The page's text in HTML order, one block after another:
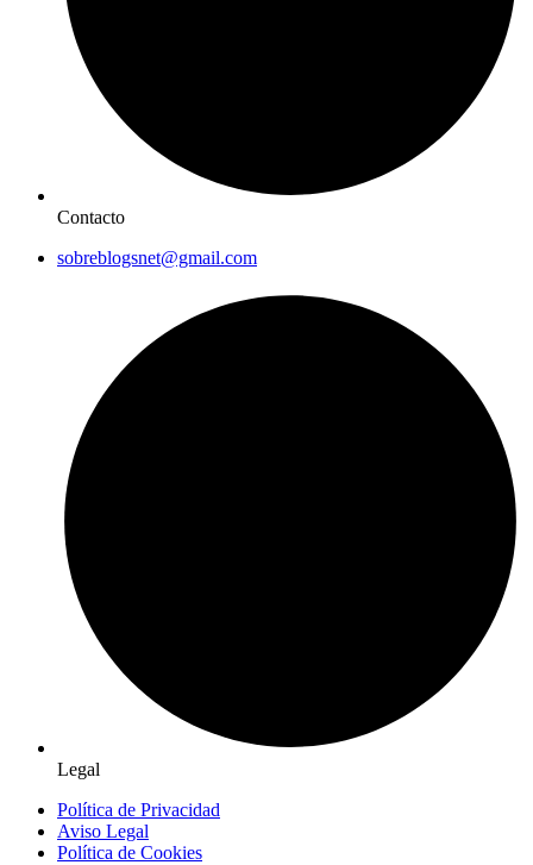
Contacto
sobreblogsnet@gmail.com
Legal
Política de Privacidad
Aviso Legal
Política de Cookies